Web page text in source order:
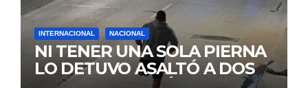
INTERNACIONAL NACIONAL
NI TENER UNA SOLA PIERNA
LO DETUVO ASALTÓ A DOS